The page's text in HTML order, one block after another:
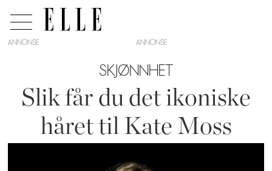
ANNONSE
SKJØNNHET
Slik får du det ikoniske
håret til Kate Moss